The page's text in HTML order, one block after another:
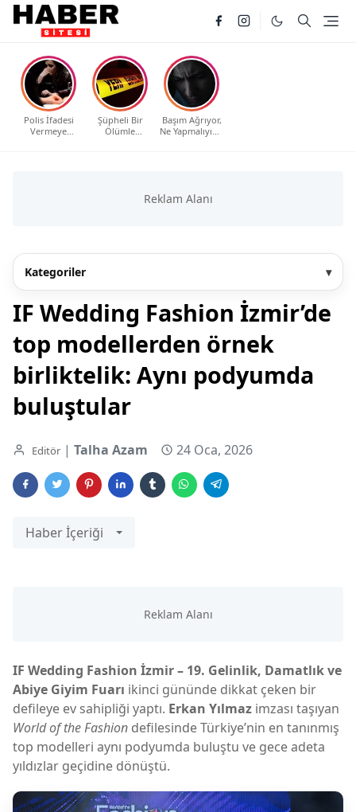
Polis İfadesi
Vermeye
Şüpheli Bir
Ölümle
Başım Ağrıyor,
Ne Yapmalıyım?
Kategoriler ▾
IF Wedding Fashion İzmir’de
top modellerden örnek
birliktelik: Aynı podyumda
buluştular
Editör | Talha Azam 24 Oca, 2026
Haber İçeriği
IF Wedding Fashion İzmir – 19. Gelinlik, Damatlık ve
Abiye Giyim Fuarı ikinci gününde dikkat çeken bir
defileye ev sahipliği yaptı. Erkan Yılmaz imzası taşıyan
World of the Fashion defilesinde Türkiye’nin en tanınmış
top modelleri aynı podyumda buluştu ve gece adeta
yıldızlar geçidine dönüştü.